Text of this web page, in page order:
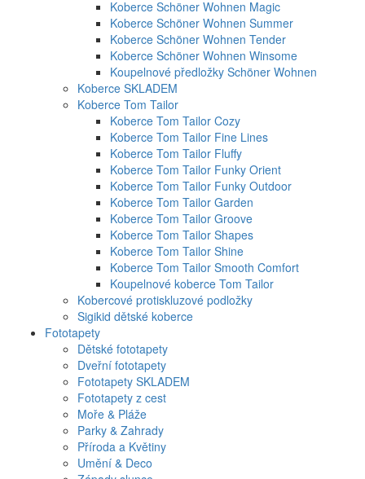
Koberce Schöner Wohnen Magic
Koberce Schöner Wohnen Summer
Koberce Schöner Wohnen Tender
Koberce Schöner Wohnen Winsome
Koupelnové předložky Schöner Wohnen
Koberce SKLADEM
Koberce Tom Tailor
Koberce Tom Tailor Cozy
Koberce Tom Tailor Fine Lines
Koberce Tom Tailor Fluffy
Koberce Tom Tailor Funky Orient
Koberce Tom Tailor Funky Outdoor
Koberce Tom Tailor Garden
Koberce Tom Tailor Groove
Koberce Tom Tailor Shapes
Koberce Tom Tailor Shine
Koberce Tom Tailor Smooth Comfort
Koupelnové koberce Tom Tailor
Kobercové protiskluzové podložky
Sigikid dětské koberce
Fototapety
Dětské fototapety
Dveřní fototapety
Fototapety SKLADEM
Fototapety z cest
Moře & Pláže
Parky & Zahrady
Příroda a Květiny
Umění & Deco